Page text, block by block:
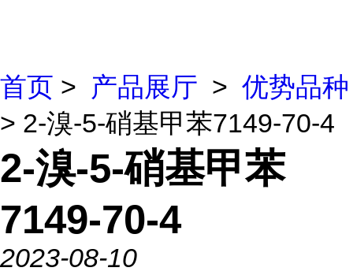
首页 > 产品展厅 > 优势品种
> 2-溴-5-硝基甲苯7149-70-4
2-溴-5-硝基甲苯
7149-70-4
2023-08-10